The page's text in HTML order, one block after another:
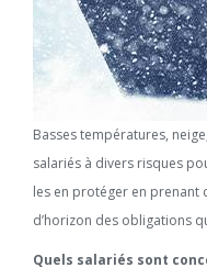
Basses températures,
salariés à divers risques
les en protéger en prenant
d’horizon des obligations
Quels salariés sont